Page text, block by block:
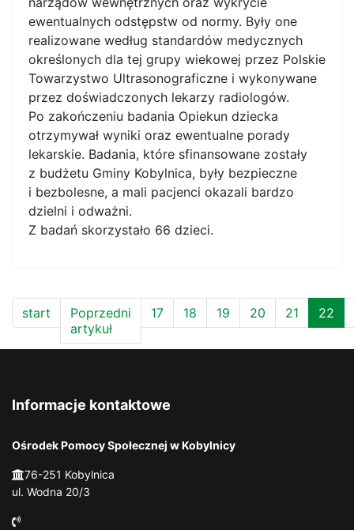
ewentualnych odstępstw od normy. Były one
realizowane według standardów medycznych
określonych dla tej grupy wiekowej przez Polskie
Towarzystwo Ultrasonograficzne i wykonywane
przez doświadczonych lekarzy radiologów.
Po zakończeniu badania Opiekun dziecka
otrzymywał wyniki oraz ewentualne porady
lekarskie. Badania, które sfinansowane zostały
z budżetu Gminy Kobylnica, były bezpieczne
i bezbolesne, a mali pacjenci okazali bardzo
dzielni i odważni.
Z badań skorzystało 66 dzieci.
start
Poprzedni
artykuł
17 18 19 20 21 22
Informacje kontaktowe
Ośrodek Pomocy Społecznej w Kobylnicy
76-251 Kobylnica
ul. Wodna 20/3